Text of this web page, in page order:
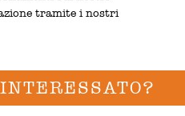
tramite i nostri